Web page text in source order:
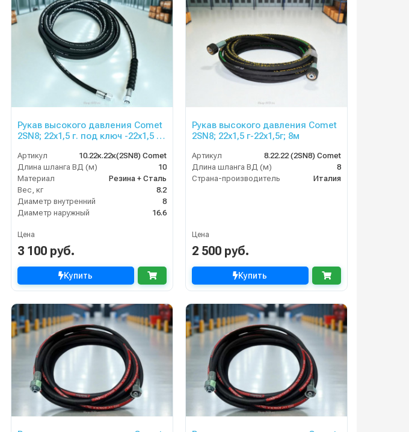
Рукав высокого давления Comet
2SN8; 22х1,5 г. под ключ -22х1,5 ;
Артикул
10.22к.22к(2SN8) Comet
Длина шланга ВД (м)
10
Материал
Резина + Сталь
Вес, кг
8.2
Диаметр внутренний
8
Диаметр наружный
16.6
Цена
3 100 руб.
Купить
Рукав высокого давления Comet
2SN8; 22х1,5 г-22х1,5г; 8м
Артикул
8.22.22 (2SN8) Comet
Длина шланга ВД (м)
8
Страна-производитель
Италия
Цена
2 500 руб.
Купить